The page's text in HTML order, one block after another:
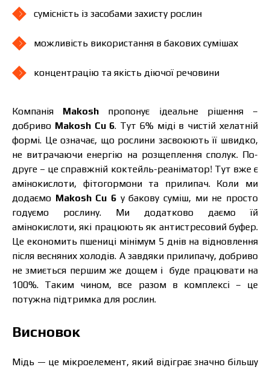
сумісність із засобами захисту рослин
можливість використання в бакових сумішах
концентрацію та якість діючої речовини
Компанія Makosh
пропонує ідеальне рішення –
добриво Makosh Cu 6. Тут 6% міді в чистій хелатній
формі. Це означає, що рослини засвоюють її швидко,
не витрачаючи енергію на розщеплення сполук. По-
друге – це справжній коктейль-реаніматор! Тут вже є
амінокислоти, фітогормони та прилипач. Коли ми
додаємо Makosh Cu 6 у бакову суміш, ми не просто
годуємо рослину. Ми додатково даємо їй
амінокислоти, які працюють як антистресовий буфер.
Це економить пшениці мінімум 5 днів на відновлення
після весняних холодів. А завдяки прилипачу, добриво
не змиється першим же дощем і буде працювати на
100%. Таким чином, все разом в комплексі – це
потужна підтримка для рослин.
Висновок
Мідь — це мікроелемент, який відіграє значно більшу
захисту персональних даних.
Зв’язатися з менеджером Makosh
Я ознайомився та приймаю політику